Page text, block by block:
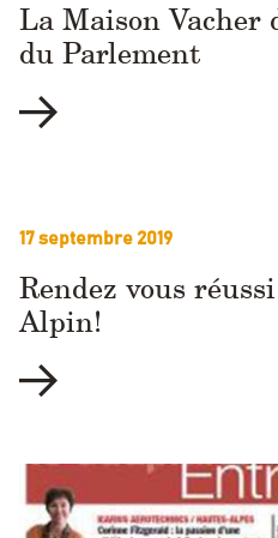
La Maison Vacher
du Parlement
17 septembre 2019
Rendez vous
Alpin!